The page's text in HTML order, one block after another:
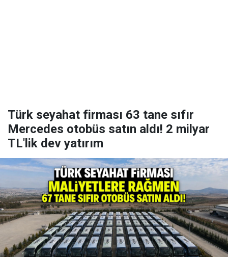
Türk seyahat firması 63 tane sıfır
Mercedes otobüs satın aldı! 2 milyar
TL'lik dev yatırım